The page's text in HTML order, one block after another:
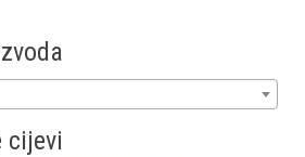
cijevi